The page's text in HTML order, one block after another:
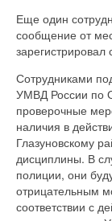
Еще один
сообщение от
Сотрудниками
УМВД России по
проверочные
наличия в
Глазуновскому
дисциплины. В
полиции, они
отрицательным
соответствии с